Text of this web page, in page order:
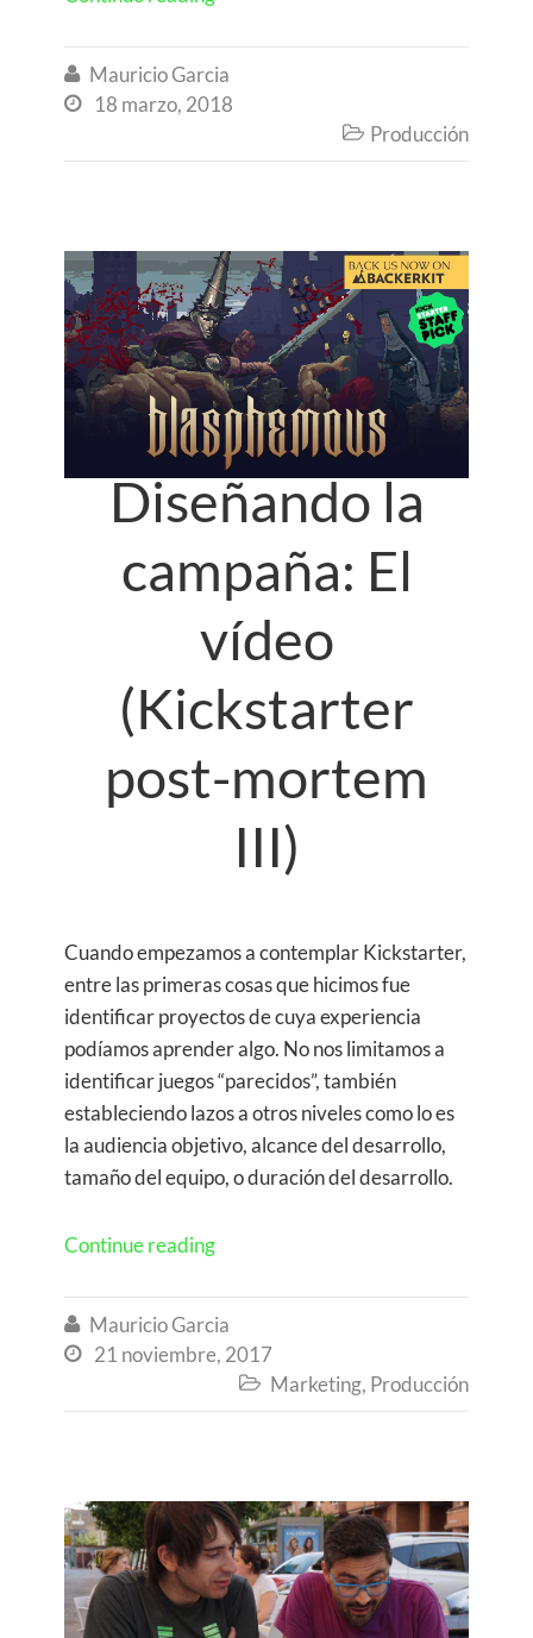
 Mauricio Garcia
 18 marzo, 2018
 Producción
Diseñando la
campaña: El
vídeo
(Kickstarter
post-mortem
III)
Cuando empezamos a contemplar Kickstarter,
entre las primeras cosas que hicimos fue
identificar proyectos de cuya experiencia
podíamos aprender algo. No nos limitamos a
identificar juegos “parecidos”, también
estableciendo lazos a otros niveles como lo es
la audiencia objetivo, alcance del desarrollo,
tamaño del equipo, o duración del desarrollo.
Continue reading
 Mauricio Garcia
 21 noviembre, 2017
 Marketing, Producción